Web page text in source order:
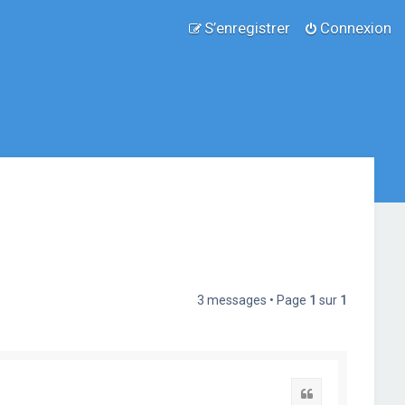
Connexion
S’enregistrer
3 messages • Page 1 sur 1